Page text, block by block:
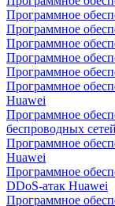
Программное
Программное
Программное
Программное
Программное
Программное
Huawei
Программное
беспроводных
Программное
Huawei
Программное
DDoS-атак Huawei
Программное